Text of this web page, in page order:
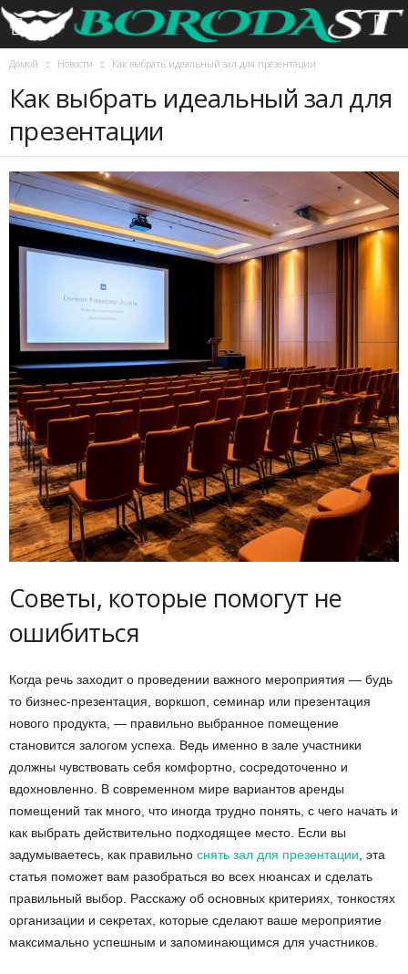
Домой Новости Как выбрать идеальный зал для презентации
Как выбрать идеальный зал для
презентации
Советы, которые помогут не
ошибиться
Когда речь заходит о проведении важного мероприятия — будь
то бизнес-презентация, воркшоп, семинар или презентация
нового продукта, — правильно выбранное помещение
становится залогом успеха. Ведь именно в зале участники
должны чувствовать себя комфортно, сосредоточенно и
вдохновленно. В современном мире вариантов аренды
помещений так много, что иногда трудно понять, с чего начать и
как выбрать действительно подходящее место. Если вы
задумываетесь, как правильно снять зал для презентации , эта
статья поможет вам разобраться во всех нюансах и сделать
правильный выбор. Расскажу об основных критериях, тонкостях
организации и секретах, которые сделают ваше мероприятие
максимально успешным и запоминающимся для участников.